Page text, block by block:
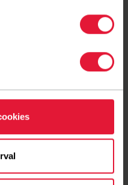
och Visby. Läs mer
gym på gång(öppnas i ny